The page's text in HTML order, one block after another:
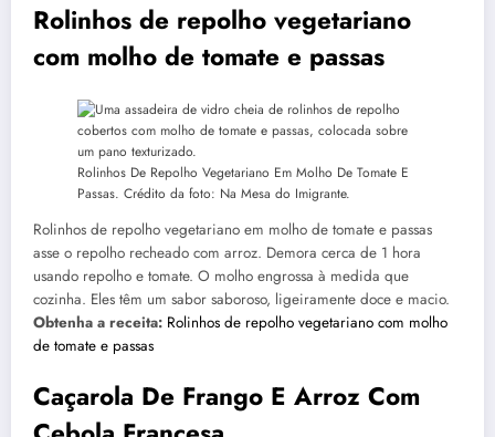
Rolinhos de repolho vegetariano
com molho de tomate e passas
Rolinhos De Repolho Vegetariano Em Molho De Tomate E
Passas. Crédito da foto: Na Mesa do Imigrante.
Rolinhos de repolho vegetariano em molho de tomate e passas
asse o repolho recheado com arroz. Demora cerca de 1 hora
usando repolho e tomate. O molho engrossa à medida que
cozinha. Eles têm um sabor saboroso, ligeiramente doce e macio.
Obtenha a receita: Rolinhos de repolho vegetariano com molho
de tomate e passas
Caçarola De Frango E Arroz Com